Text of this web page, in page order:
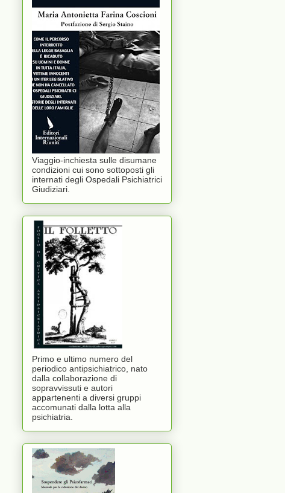
Viaggio-inchiesta sulle disumane
condizioni cui sono sottoposti gli
internati degli Ospedali Psichiatrici
Giudiziari.
Primo e ultimo numero del
periodico antipsichiatrico, nato
dalla collaborazione di
sopravvissuti e autori
appartenenti a diversi gruppi
accomunati dalla lotta alla
psichiatria.